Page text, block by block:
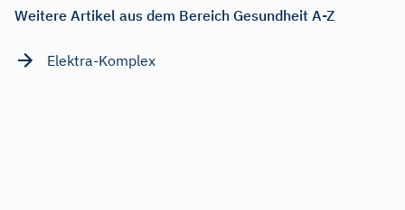
Weitere Artikel aus dem Bereich Gesundheit A-Z
Elektra-Komplex